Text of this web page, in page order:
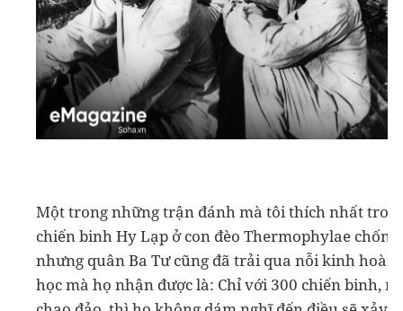
Một trong những trận đánh mà tôi thích nhất
chiến binh Hy Lạp ở con đèo Thermophylae
nhưng quân Ba Tư cũng đã trải qua nỗi kinh
học mà họ nhận được là: Chỉ với 300 chiến binh,